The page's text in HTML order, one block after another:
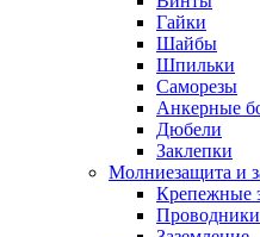
Гайки
Шайбы
Шпильки
Саморезы
Анкерные
Дюбели
Заклепки
Молниезащита и
Крепежные
Проводники